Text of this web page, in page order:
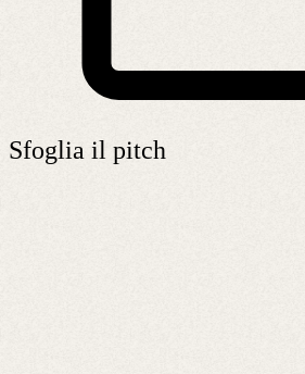
Sfoglia il pitch